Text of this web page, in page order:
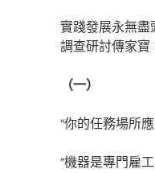
實踐發展永無
調查研討傳家寶
（一）
“你的任務場所
“機器是專門雇